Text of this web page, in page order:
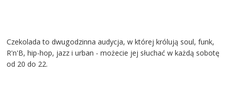
Czekolada to dwugodzinna audycja, w której królują soul, funk,
R'n'B, hip-hop, jazz i urban - możecie jej słuchać w każdą sobotę
od 20 do 22.